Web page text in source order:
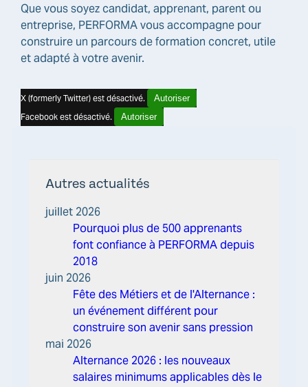
Que vous soyez candidat, apprenant, parent ou
entreprise, PERFORMA vous accompagne pour
construire un parcours de formation concret, utile
et adapté à votre avenir.
X (formerly Twitter) est désactivé.
Autoriser
Facebook est désactivé.
Autoriser
Autres actualités
juillet 2026
Pourquoi plus de 500 apprenants
font confiance à PERFORMA depuis
2018
juin 2026
Fête des Métiers et de l'Alternance :
un événement différent pour
construire son avenir sans pression
mai 2026
Alternance 2026 : les nouveaux
salaires minimums applicables dès le